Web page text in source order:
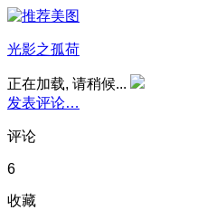
光影之孤荷
正在加载, 请稍候...
发表评论…
评论
6
收藏